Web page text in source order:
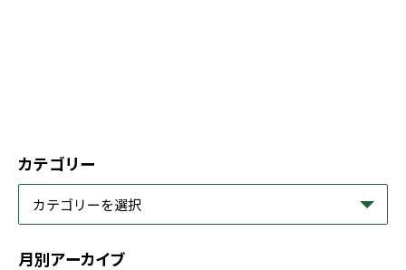
カテゴリー
月別アーカイブ